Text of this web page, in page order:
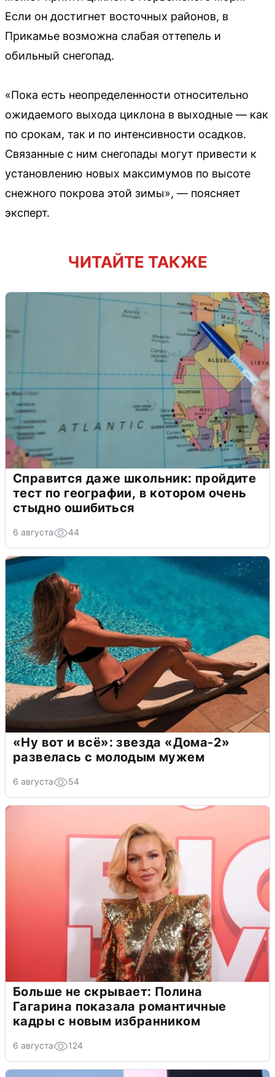
Если он достигнет восточных районов, в
Прикамье возможна слабая оттепель и
обильный снегопад.
«Пока есть неопределенности относительно
ожидаемого выхода циклона в выходные — как
по срокам, так и по интенсивности осадков.
Связанные с ним снегопады могут привести к
установлению новых максимумов по высоте
снежного покрова этой зимы», — поясняет
эксперт.
ЧИТАЙТЕ ТАКЖЕ
Справится даже школьник: пройдите
тест по географии, в котором очень
стыдно ошибиться
6 августа 44
«Ну вот и всё»: звезда «Дома-2»
развелась с молодым мужем
6 августа 54
Больше не скрывает: Полина
Гагарина показала романтичные
кадры с новым избранником
6 августа 124